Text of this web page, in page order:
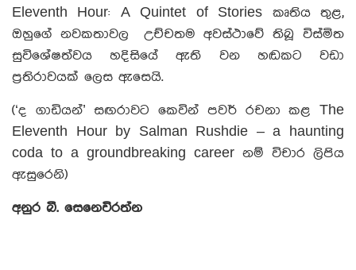
Eleventh Hour: A Quintet of Stories කෘතිය තුළ,
ඔහුගේ නවකතාවල උච්චතම අවස්ථාවේ තිබූ විස්මිත
සුවිශේෂත්වය හදිසියේ ඇති වන හඬකට වඩා
ප්‍රතිරාවයක් ලෙස ඇසෙයි.
(‘ද ගාඩියන්’ සඟරාවට කෙවින් පවර් රචනා කළ The
Eleventh Hour by Salman Rushdie – a haunting
coda to a groundbreaking career නම් විචාර ලිපිය
ඇසුරෙනි)
අනුර බී. සෙනෙවිරත්න